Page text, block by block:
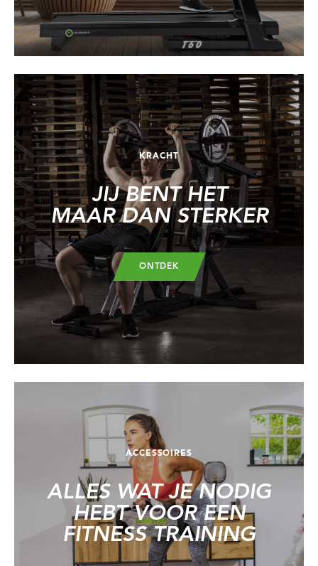
KRACHT
JIJ BENT HET
MAAR DAN STERKER
ONTDEK
ACCESSOIRES
ALLES WAT JE NODIG
HEBT VOOR EEN
FITNESS TRAINING